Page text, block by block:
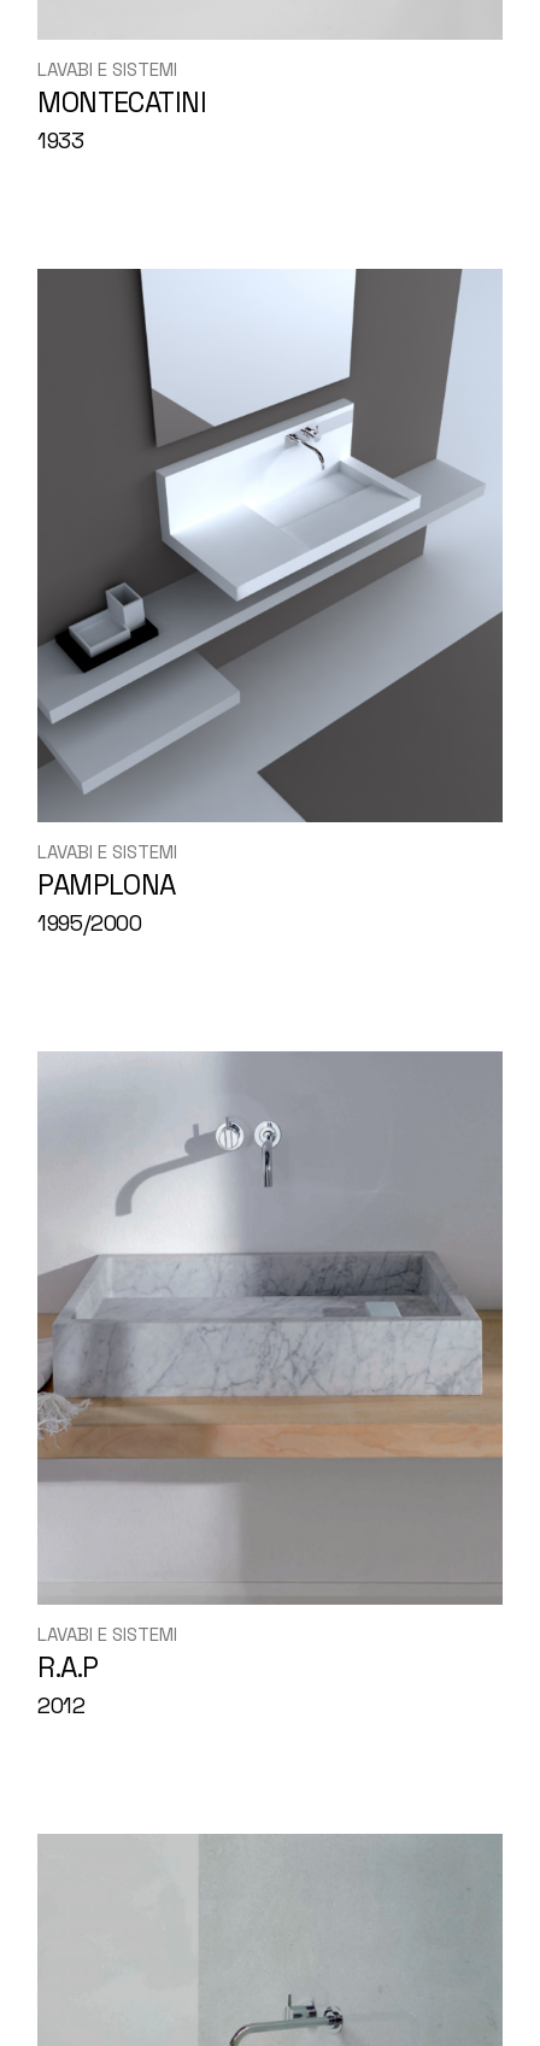
LAVABI E SISTEMI
MONTECATINI
1933
LAVABI E SISTEMI
PAMPLONA
1995/2000
LAVABI E SISTEMI
R.A.P
2012